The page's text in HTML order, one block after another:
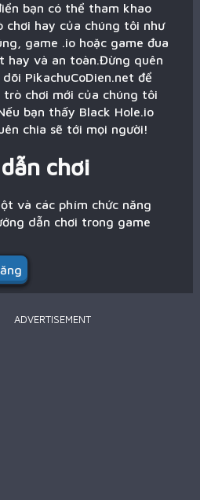
bạn có thể tham khao
chơi hay của chúng tôi như
game .io hoặc game đua
hay và an toàn.Đừng quên
PikachuCoDien.net để
trò chơi mới của chúng tôi
bạn thấy Black Hole.io
chia sẽ tới mọi người!
chơi
và các phím chức năng
dẫn chơi trong game
ADVERTISEMENT